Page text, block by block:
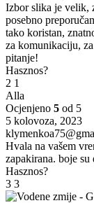
Izbor slika je velik,
posebno
tako koristan,
za komunikaciju,
pitanje!
Hasznos?
2 1
Alla
Ocjenjeno 5 od 5
5 kolovoza, 2023
Hvala na vašem
zapakirana. boje
Hasznos?
3 3